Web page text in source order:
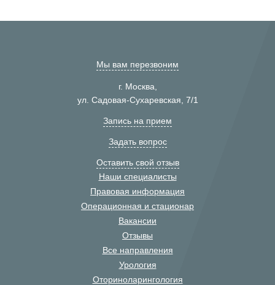
Мы вам перезвоним
г. Москва,
ул. Садовая-Сухаревская, 7/1
Запись на прием
Задать вопрос
Оставить свой отзыв
Наши специалисты
Правовая информация
Операционная и стационар
Вакансии
Отзывы
Все направления
Урология
Оториноларингология